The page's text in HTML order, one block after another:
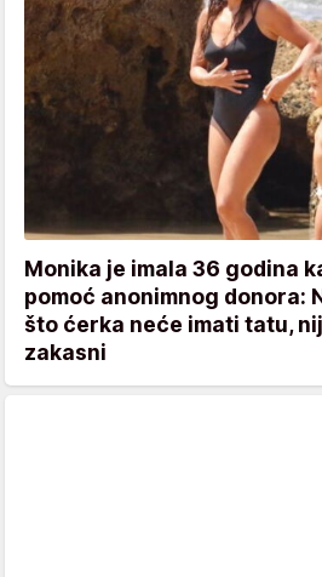
Monika je imala 36 godina
pomoć anonimnog donora:
što ćerka neće imati tatu,
zakasni